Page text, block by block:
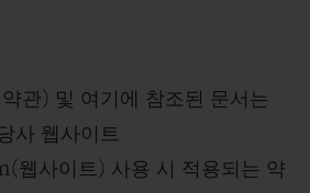
관) 및 여기에 참조된 문서는
사 웹사이트
웹사이트) 사용 시 적용되는 약